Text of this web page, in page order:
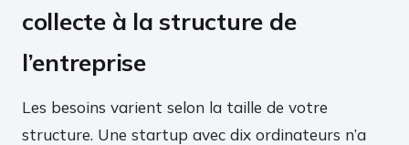
collecte à la structure de
l’entreprise
Les besoins varient selon la taille de votre
structure. Une startup avec dix ordinateurs n’a